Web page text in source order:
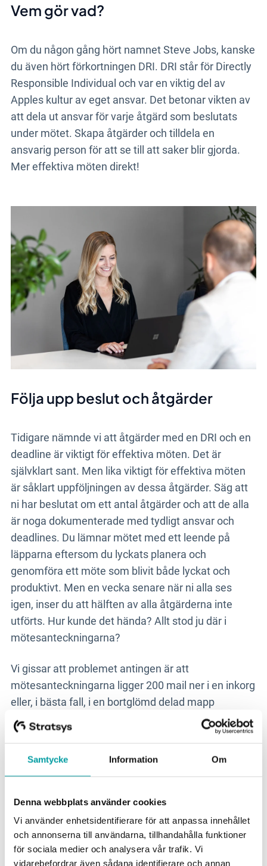
Samtycke Information Om
Denna webbplats använder cookies
Vi använder enhetsidentifierare för att anpassa innehållet
och annonserna till användarna, tillhandahålla funktioner
för sociala medier och analysera vår trafik. Vi
vidarebefordrar även sådana identifierare och annan
Vem gör vad?
Om du någon gång hört namnet Steve Jobs, kanske
du även hört förkortningen DRI. DRI står för Directly
Responsible Individual och var en viktig del av
Apples kultur av eget ansvar. Det betonar vikten av
att dela ut ansvar för varje åtgärd som beslutats
under mötet. Skapa åtgärder och tilldela en
ansvarig person för att se till att saker blir gjorda.
Mer effektiva möten direkt!
Följa upp beslut och åtgärder
Tidigare nämnde vi att åtgärder med en DRI och en
deadline är viktigt för effektiva möten. Det är
självklart sant. Men lika viktigt för effektiva möten
är såklart uppföljningen av dessa åtgärder. Säg att
ni har beslutat om ett antal åtgärder och att de alla
är noga dokumenterade med tydligt ansvar och
deadlines. Du lämnar mötet med ett leende på
läpparna eftersom du lyckats planera och
genomföra ett möte som blivit både lyckat och
produktivt. Men en vecka senare när ni alla ses
igen, inser du att hälften av alla åtgärderna inte
utförts. Hur kunde det hända? Allt stod ju där i
mötesanteckningarna?
Vi gissar att problemet antingen är att
mötesanteckningarna ligger 200 mail ner i en inkorg
eller, i bästa fall, i en bortglömd delad mapp
någonstans. De är förmodligen inte så lätta att hitta
när andra uppgifter kommer emellan. Ibland behövs
mötet. Som ett extra mail eller en notis i mobilen.
En annan sak som brukar öka antalet genomförda
åtgärder tack vare effektiva möten är transparens.
Om alla inblandade enkelt kan följa projektet
löpande, blir saker gjorda! Transparens skapar en